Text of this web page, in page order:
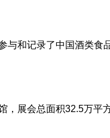
与和记录了中国酒类食
，展会总面积32.5万平